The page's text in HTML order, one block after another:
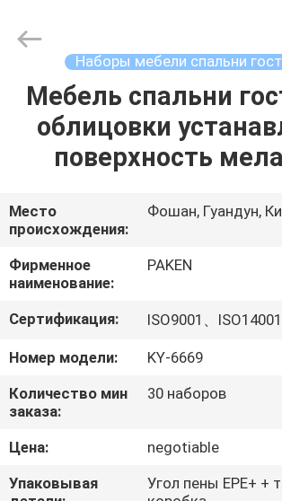
ДОМ
ПРОДУКТЫ
О
НАС
ПУТЕШЕСТВИЕ
ФАБРИКИ
ПРОВЕРКА
КАЧЕСТВА
СВЯЖИТЕСЬ
Reserved.
Наборы мебели спальни
Мебель спальни
облицовки
поверхность
Место
происхождения:
Фошан, Гуандун,
Фирменное
наименование:
PAKEN
Сертификация: ISO9001、
Номер модели:
KY-6669
Количество мин
заказа:
30 наборов
Цена:
negotiable
Упаковывая
Угол пены EPE+ +